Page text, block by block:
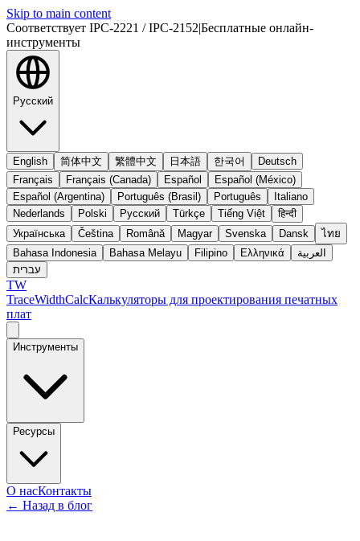
Skip to main content
Соответствует IPC-2221 / IPC-2152|Бесплатные онлайн-
инструменты
Русский
English 简体中文 繁體中文 日本語 한국어
Deutsch
Français
Français (Canada) Español
Español (México)
Español (Argentina)
Português (Brasil) Português
Italiano
Nederlands
Polski Русский Türkçe Tiếng Việt
हिन्दी
Українська
Čeština Română Magyar Svenska Dansk
ไทย
Bahasa Indonesia
Bahasa Melayu Filipino Ελληνικά
العربية
עברית
TW
TraceWidthCalcКалькуляторы для проектирования печатных
плат
Инструменты
Ресурсы
О насКонтакты
← Назад в блог